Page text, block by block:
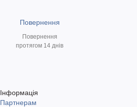
Повернення
Повернення
протягом 14 днів
Інформація
Партнерам